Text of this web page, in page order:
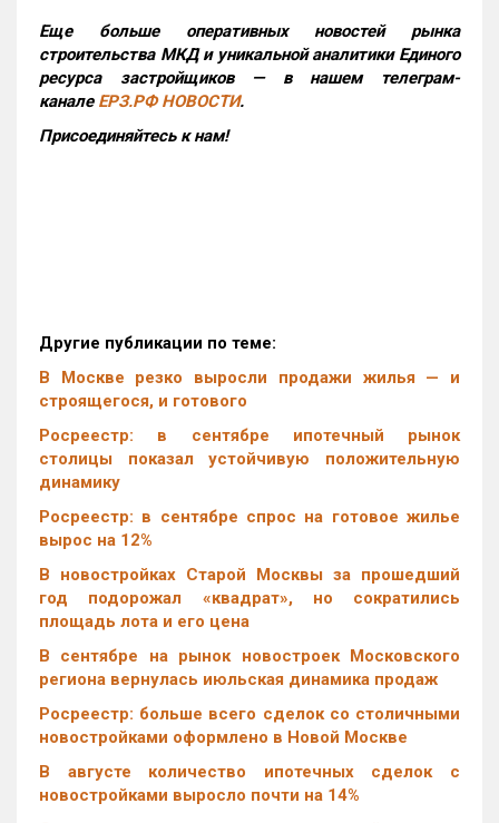
Еще больше оперативных новостей рынка
строительства МКД и уникальной аналитики Единого
ресурса застройщиков — в нашем телеграм-
канале ЕРЗ.РФ НОВОСТИ.
Присоединяйтесь к нам!
Другие публикации по теме:
В Москве резко выросли продажи жилья — и
строящегося, и готового
Росреестр: в сентябре ипотечный рынок
столицы показал устойчивую положительную
динамику
Росреестр: в сентябре спрос на готовое жилье
вырос на 12%
В новостройках Старой Москвы за прошедший
год подорожал «квадрат», но сократились
площадь лота и его цена
В сентябре на рынок новостроек Московского
региона вернулась июльская динамика продаж
Росреестр: больше всего сделок со столичными
новостройками оформлено в Новой Москве
В августе количество ипотечных сделок с
новостройками выросло почти на 14%